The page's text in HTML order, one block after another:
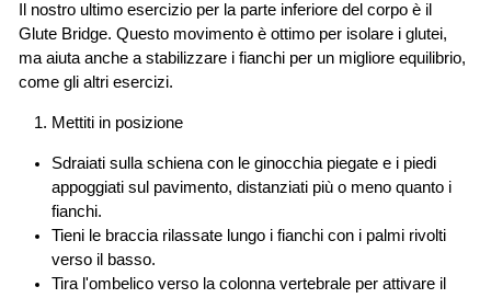
Il nostro ultimo esercizio per la parte inferiore del corpo è il
Glute Bridge. Questo movimento è ottimo per isolare i glutei,
ma aiuta anche a stabilizzare i fianchi per un migliore equilibrio,
come gli altri esercizi.
Mettiti in posizione
Sdraiati sulla schiena con le ginocchia piegate e i piedi
appoggiati sul pavimento, distanziati più o meno quanto i
fianchi.
Tieni le braccia rilassate lungo i fianchi con i palmi rivolti
verso il basso.
Tira l'ombelico verso la colonna vertebrale per attivare il